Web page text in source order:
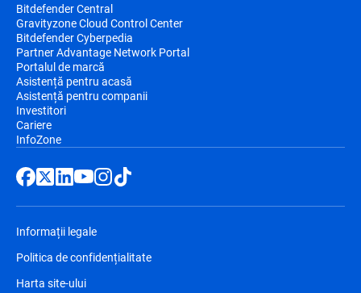
Bitdefender Central
Gravityzone Cloud Control Center
Bitdefender Cyberpedia
Partner Advantage Network Portal
Portalul de marcă
Asistență pentru acasă
Asistență pentru companii
Investitori
Cariere
InfoZone
Informații legale
Politica de confidențialitate
Harta site-ului